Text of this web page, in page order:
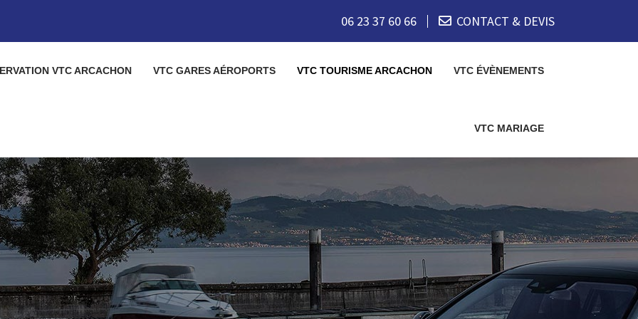
06 23 37 60 66 CONTACT & DEVIS
VTC ARCACHON VTC GARES AÉROPORTS VTC TOURISME ARCACHON VTC ÉVÈNEMENTS
VTC MARIAGE